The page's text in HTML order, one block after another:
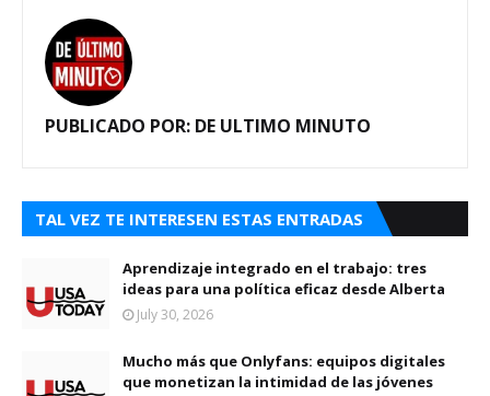
PUBLICADO POR: DE ULTIMO MINUTO
TAL VEZ TE INTERESEN ESTAS ENTRADAS
Aprendizaje integrado en el trabajo: tres
ideas para una política eficaz desde Alberta
July 30, 2026
Mucho más que Onlyfans: equipos digitales
que monetizan la intimidad de las jóvenes